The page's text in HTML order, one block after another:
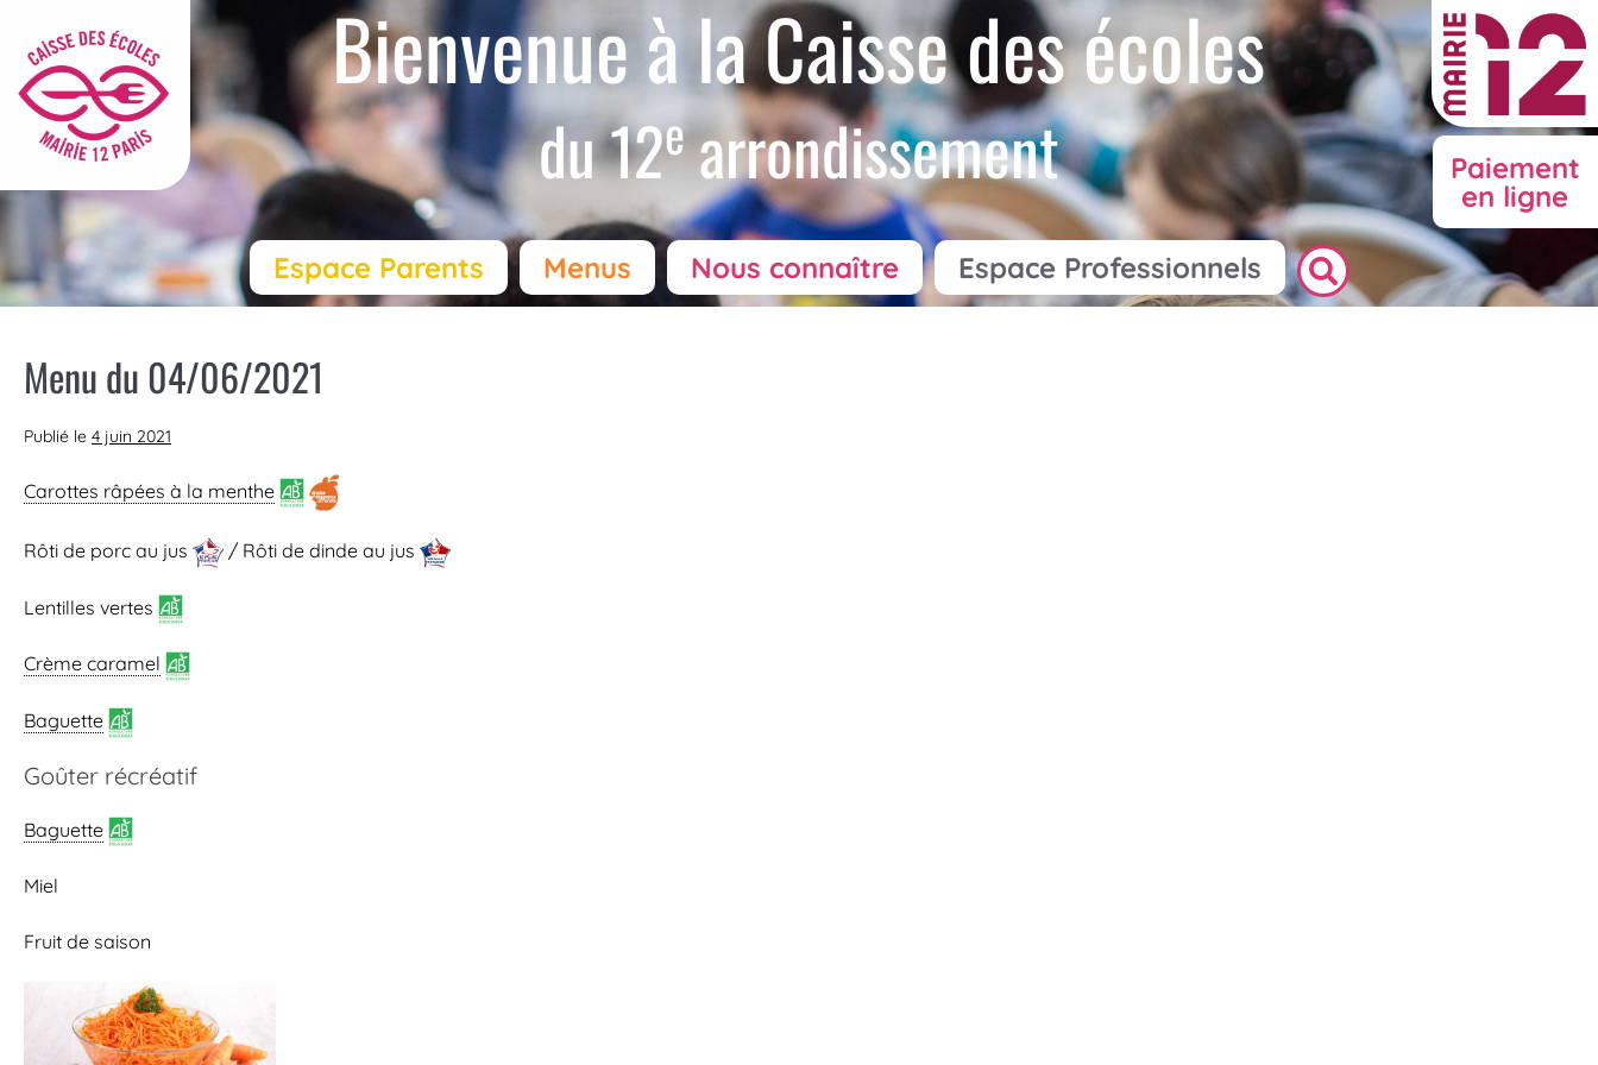
Bienvenue à la Caisse des écoles
du 12earrondissement
Paiement
en ligne
Espace Parents
Menus Nous connaître Espace Professionnels
Menu du 04/06/2021
Publié le 4 juin 2021
Carottes râpées à la menthe
Rôti de porc au jus / Rôti de dinde au jus
Lentilles vertes
Crème caramel
Baguette
Goûter récréatif
Baguette
Miel
Fruit de saison